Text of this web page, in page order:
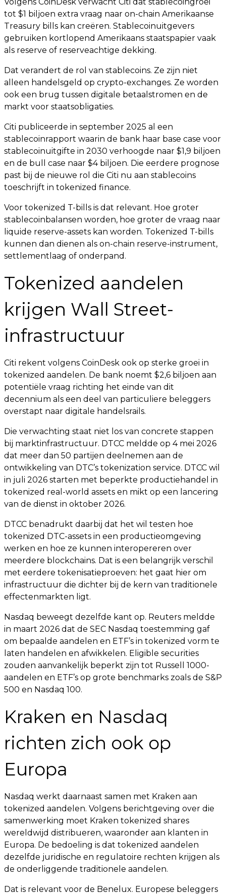
tot $1 biljoen extra vraag naar on-chain Amerikaanse
Treasury bills kan creëren. Stablecoinuitgevers
gebruiken kortlopend Amerikaans staatspapier vaak
als reserve of reserveachtige dekking.
Dat verandert de rol van stablecoins. Ze zijn niet
alleen handelsgeld op crypto-exchanges. Ze worden
ook een brug tussen digitale betaalstromen en de
markt voor staatsobligaties.
Citi publiceerde in september 2025 al een
stablecoinrapport waarin de bank haar base case voor
stablecoinuitgifte in 2030 verhoogde naar $1,9 biljoen
en de bull case naar $4 biljoen. Die eerdere prognose
past bij de nieuwe rol die Citi nu aan stablecoins
toeschrijft in tokenized finance.
Voor tokenized T-bills is dat relevant. Hoe groter
stablecoinbalansen worden, hoe groter de vraag naar
liquide reserve-assets kan worden. Tokenized T-bills
kunnen dan dienen als on-chain reserve-instrument,
settlementlaag of onderpand.
Tokenized aandelen
krijgen Wall Street-
infrastructuur
Citi rekent volgens CoinDesk ook op sterke groei in
tokenized aandelen. De bank noemt $2,6 biljoen aan
potentiële vraag richting het einde van dit
decennium als een deel van particuliere beleggers
overstapt naar digitale handelsrails.
Die verwachting staat niet los van concrete stappen
bij marktinfrastructuur. DTCC meldde op 4 mei 2026
dat meer dan 50 partijen deelnemen aan de
ontwikkeling van DTC’s tokenization service. DTCC wil
in juli 2026 starten met beperkte productiehandel in
tokenized real-world assets en mikt op een lancering
van de dienst in oktober 2026.
DTCC benadrukt daarbij dat het wil testen hoe
tokenized DTC-assets in een productieomgeving
werken en hoe ze kunnen interopereren over
meerdere blockchains. Dat is een belangrijk verschil
met eerdere tokenisatieproeven: het gaat hier om
infrastructuur die dichter bij de kern van traditionele
effectenmarkten ligt.
Nasdaq beweegt dezelfde kant op. Reuters meldde
in maart 2026 dat de SEC Nasdaq toestemming gaf
om bepaalde aandelen en ETF’s in tokenized vorm te
laten handelen en afwikkelen. Eligible securities
zouden aanvankelijk beperkt zijn tot Russell 1000-
aandelen en ETF’s op grote benchmarks zoals de S&P
500 en Nasdaq 100.
Kraken en Nasdaq
richten zich ook op
Europa
Nasdaq werkt daarnaast samen met Kraken aan
tokenized aandelen. Volgens berichtgeving over die
samenwerking moet Kraken tokenized shares
wereldwijd distribueren, waaronder aan klanten in
Europa. De bedoeling is dat tokenized aandelen
dezelfde juridische en regulatoire rechten krijgen als
de onderliggende traditionele aandelen.
Dat is relevant voor de Benelux. Europese beleggers